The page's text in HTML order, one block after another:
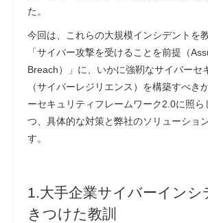
た。
今回は、これらの大規模インシデントを
「サイバー攻撃を受けることを前提（
Breach）」に、いかに強靭なサイバーセ
（サイバーレジリエンス）を構築すべき
ーセキュリティフレームワーク2.0に照ら
つ、具体的な対策と弊社のソリューショ
す。
1.大手企業サイバーインシ
きつけた教訓